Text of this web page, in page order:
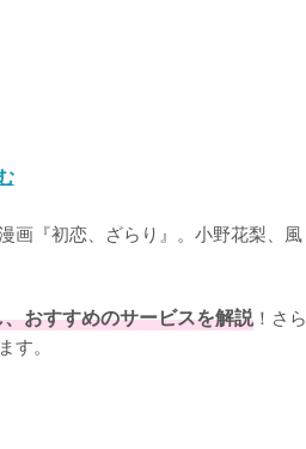
画『初恋、ざらり』。小野花梨、風
おすすめのサービスを解説 ！さら
。